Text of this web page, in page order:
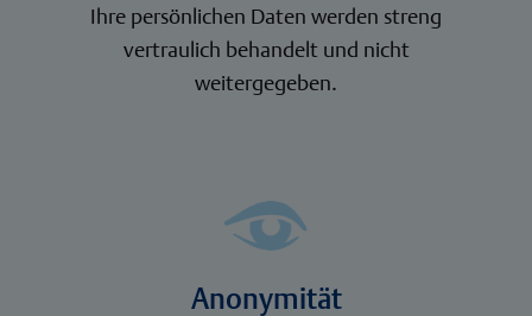
Ihre persönlichen Daten werden streng
vertraulich behandelt und nicht
weitergegeben.
Anonymität